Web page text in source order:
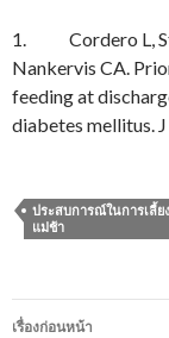
1. Cordero L,
Nankervis CA.
feeding at
diabetes mellitus.
ประสบการณ์ในการเลี้ย
แม่ช้า
เมนู
เรื่องก่อนหน้า